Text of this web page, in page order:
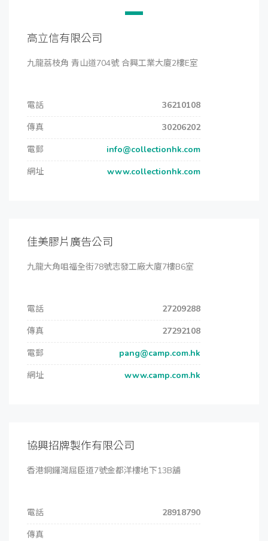
高立信有限公司
九龍荔枝角 青山道704號 合興工業大廈2樓E室
電話
36210108
傳真
30206202
電郵
info@collectionhk.com
網址
www.collectionhk.com
佳美膠片廣告公司
九龍大角咀福全街78號志發工廠大廈7樓B6室
電話
27209288
傳真
27292108
電郵
pang@camp.com.hk
網址
www.camp.com.hk
協興招牌製作有限公司
香港銅鑼灣屈臣道7號金都洋樓地下13B舖
電話
28918790
傳真